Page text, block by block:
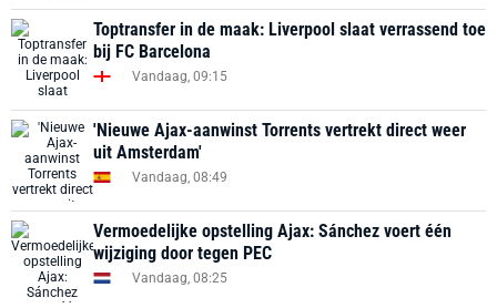
Toptransfer in de maak: Liverpool slaat verrassend toe
bij FC Barcelona
Vandaag, 09:15
'Nieuwe Ajax-aanwinst Torrents vertrekt direct weer
uit Amsterdam'
Vandaag, 08:49
Vermoedelijke opstelling Ajax: Sánchez voert één
wijziging door tegen PEC
Vandaag, 08:25